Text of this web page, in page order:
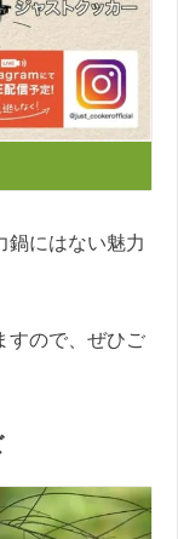
鍋にはない魅力
すので、ぜひご